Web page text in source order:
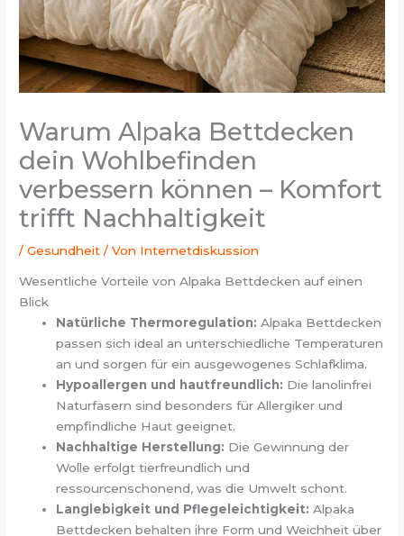
Warum Alpaka Bettdecken
dein Wohlbefinden
verbessern können – Komfort
trifft Nachhaltigkeit
/Gesundheit / Von Internetdiskussion
Wesentliche Vorteile von Alpaka Bettdecken auf einen
Blick
Natürliche Thermoregulation: Alpaka Bettdecken
passen sich ideal an unterschiedliche Temperaturen
an und sorgen für ein ausgewogenes Schlafklima.
Hypoallergen und hautfreundlich: Die lanolinfrei
Naturfasern sind besonders für Allergiker und
empfindliche Haut geeignet.
Nachhaltige Herstellung: Die Gewinnung der
Wolle erfolgt tierfreundlich und
ressourcenschonend, was die Umwelt schont.
Langlebigkeit und Pflegeleichtigkeit: Alpaka
Bettdecken behalten ihre Form und Weichheit über